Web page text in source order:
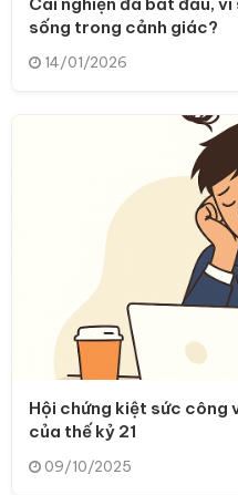
sống trong cảnh giác?
14/01/2026
Hội chứng kiệt sức công
của thế kỷ 21
09/10/2025